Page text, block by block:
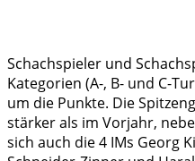
Schachspieler und
Kategorien (A-, B- und C-
um die Punkte. Die
stärker als im Vorjahr,
sich auch die 4 IMs Georg